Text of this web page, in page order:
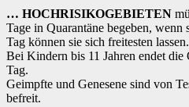
… HOCHRISIKOGEBIETEN
Tage in Quarantäne begeben,
Tag können sie sich freitesten lassen.
Bei Kindern bis 11 Jahren endet die
Tag.
Geimpfte und Genesene sind von
befreit.